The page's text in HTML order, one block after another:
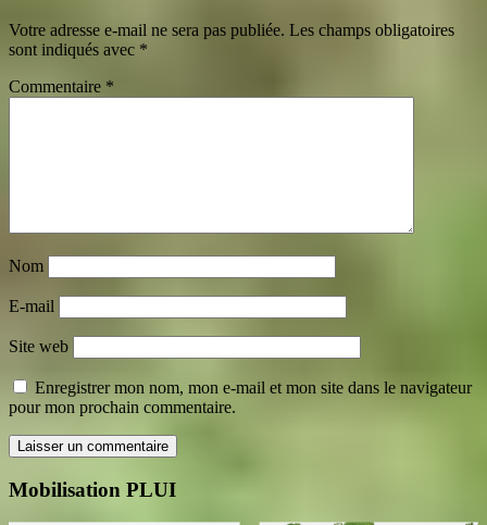
Votre adresse e-mail ne sera pas publiée. Les champs obligatoires
sont indiqués avec *
Commentaire *
Nom
E-mail
Site web
Enregistrer mon nom, mon e-mail et mon site dans le navigateur
pour mon prochain commentaire.
Mobilisation PLUI